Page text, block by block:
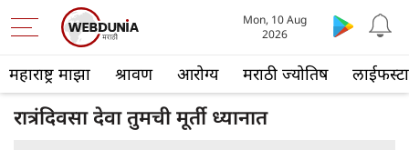
महाराष्ट्र माझा श्रावण आरोग्य मराठी ज्योतिष
Mon, 10 Aug
2026
रात्रंदिवसा देवा तुमची मूर्ती ध्यानात